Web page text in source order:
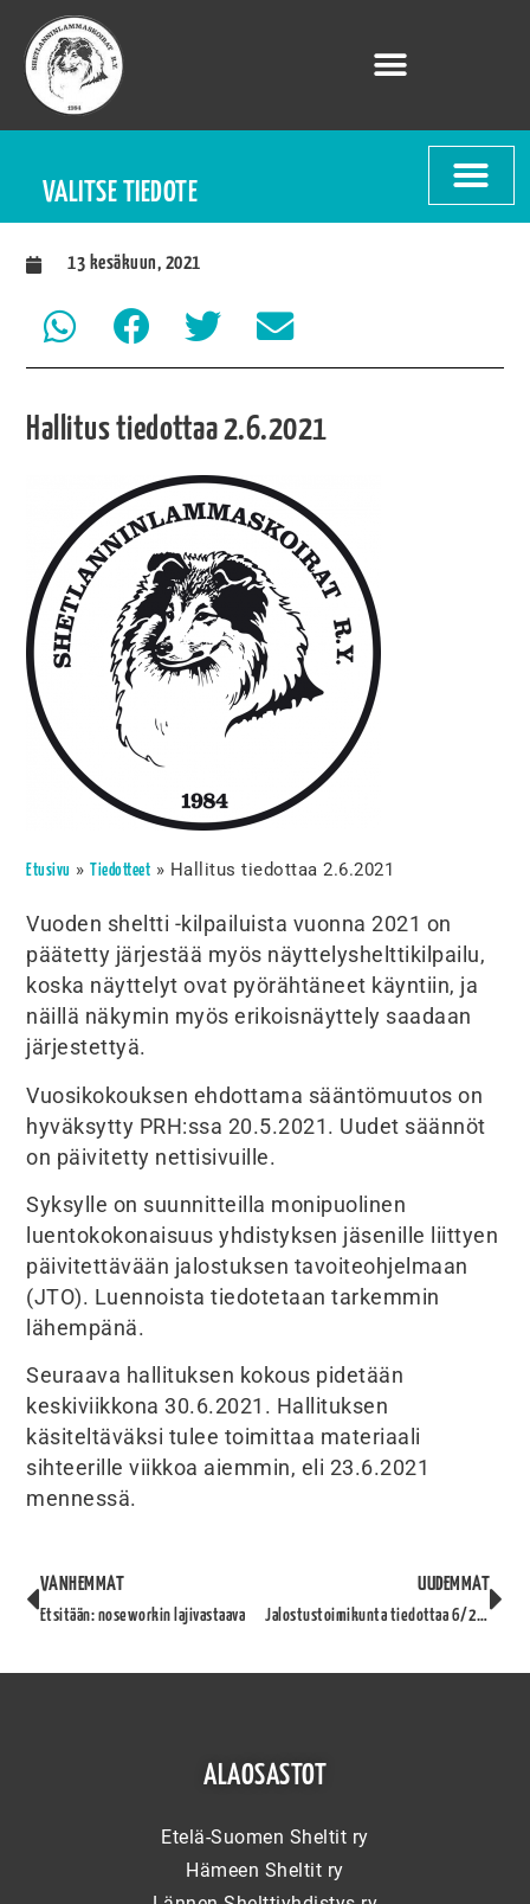
13 kesäkuun, 2021
Hallitus tiedottaa 2.6.2021
Etusivu » Tiedotteet » Hallitus tiedottaa 2.6.2021
Vuoden sheltti -kilpailuista vuonna 2021 on
päätetty järjestää myös näyttelyshelttikilpailu,
koska näyttelyt ovat pyörähtäneet käyntiin, ja
näillä näkymin myös erikoisnäyttely saadaan
järjestettyä.
Vuosikokouksen ehdottama sääntömuutos on
hyväksytty PRH:ssa 20.5.2021. Uudet säännöt
on päivitetty nettisivuille.
Syksylle on suunnitteilla monipuolinen
luentokokonaisuus yhdistyksen jäsenille liittyen
päivitettävään jalostuksen tavoiteohjelmaan
(JTO). Luennoista tiedotetaan tarkemmin
lähempänä.
Seuraava hallituksen kokous pidetään
keskiviikkona 30.6.2021. Hallituksen
käsiteltäväksi tulee toimittaa materiaali
sihteerille viikkoa aiemmin, eli 23.6.2021
mennessä.
VANHEMMAT
Etsitään: noseworkin lajivastaava
UUDEMMAT
Jalostustoimikunta tiedottaa 6/2021
VALITSE TIEDOTE
ALAOSASTOT
Etelä-Suomen Sheltit ry
Hämeen Sheltit ry